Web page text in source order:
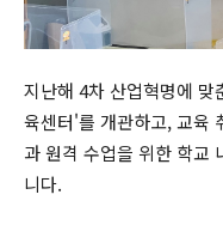
지난해 4차 산업혁명에
육센터'를 개관하고, 교육
과 원격 수업을 위한 학교
니다.